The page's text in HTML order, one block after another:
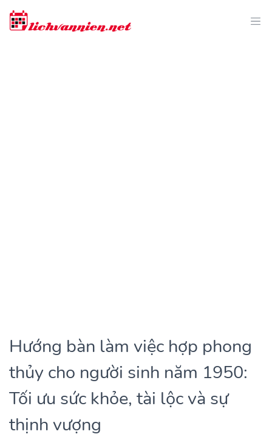
Hướng bàn làm việc hợp phong
thủy cho người sinh năm 1950:
Tối ưu sức khỏe, tài lộc và sự
thịnh vượng